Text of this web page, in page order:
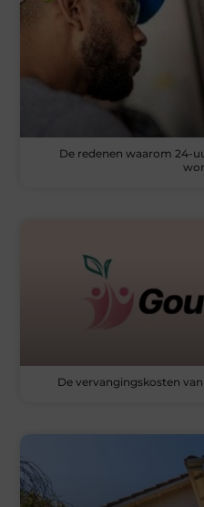
De redenen waarom 24-
De vervangingskosten